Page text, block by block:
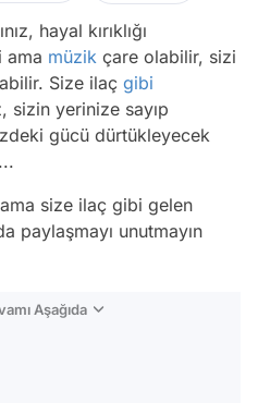
hayal kırıklığı
ama müzik çare olabilir, sizi
Size ilaç gibi
sizin yerinize sayıp
gücü dürtükleyecek
size ilaç gibi gelen
paylaşmayı unutmayın
Aşağıda